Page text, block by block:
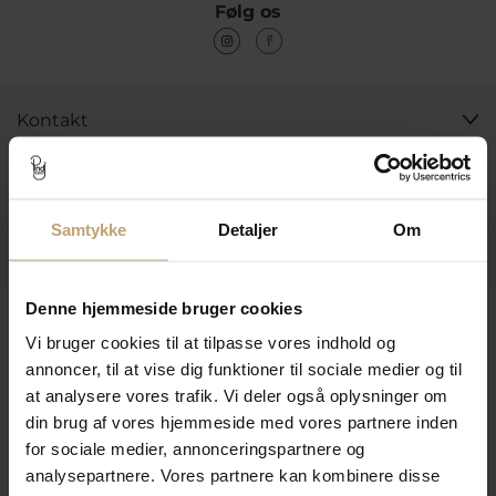
Samtykke Detaljer Om
Denne hjemmeside bruger cookies
Vi bruger cookies til at tilpasse vores indhold og
annoncer, til at vise dig funktioner til sociale medier og til
at analysere vores trafik. Vi deler også oplysninger om
din brug af vores hjemmeside med vores partnere inden
for sociale medier, annonceringspartnere og
analysepartnere. Vores partnere kan kombinere disse
Følg os
Kontakt
Åbningstider I Butikken
Leveringsmuligheder
Betalingsmuligheder